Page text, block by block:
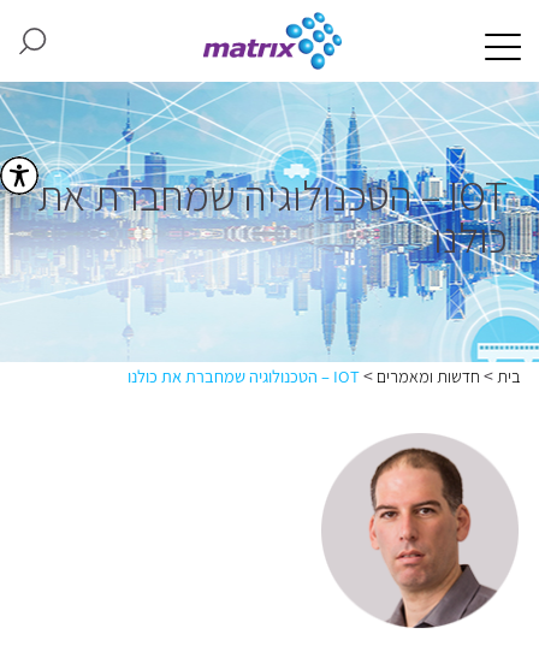
IOT – הטכנולוגיה שמחברת את
כולנו
בית> חדשות ומאמרים >IOT – הטכנולוגיה שמחברת את כולנו